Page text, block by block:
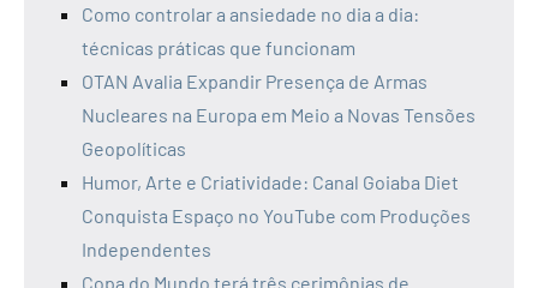
Como controlar a ansiedade no dia a dia:
técnicas práticas que funcionam
OTAN Avalia Expandir Presença de Armas
Nucleares na Europa em Meio a Novas Tensões
Geopolíticas
Humor, Arte e Criatividade: Canal Goiaba Diet
Conquista Espaço no YouTube com Produções
Independentes
Copa do Mundo terá três cerimônias de